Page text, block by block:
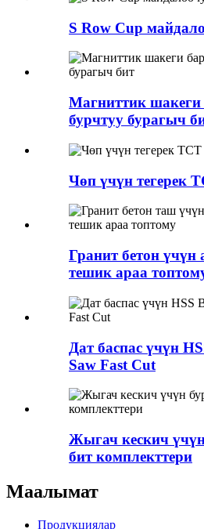
S Row Cup
Магниттик
бурчтуу бурагыч
Чөп үчүн тегерек
Гранит бетон үчүн
тешик араа
Дат баспас үчүн
Saw Fast Cut
Жыгач кескич
бит комплекттери
Маалымат
Продукциялар